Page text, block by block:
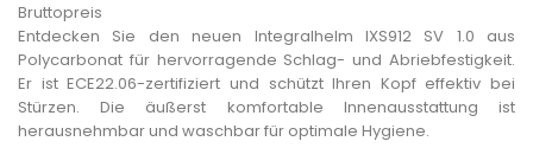
Bruttopreis
Entdecken Sie den neuen Integralhelm IXS912 SV 1.0 aus
Polycarbonat für hervorragende Schlag- und Abriebfestigkeit.
Er ist ECE22.06-zertifiziert und schützt Ihren Kopf effektiv bei
Stürzen. Die äußerst komfortable Innenausstattung ist
herausnehmbar und waschbar für optimale Hygiene.